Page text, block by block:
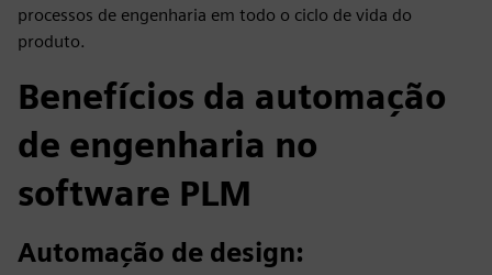
processos de engenharia em todo o ciclo de vida do
produto.
Benefícios da automação
de engenharia no
software PLM
Automação de design: